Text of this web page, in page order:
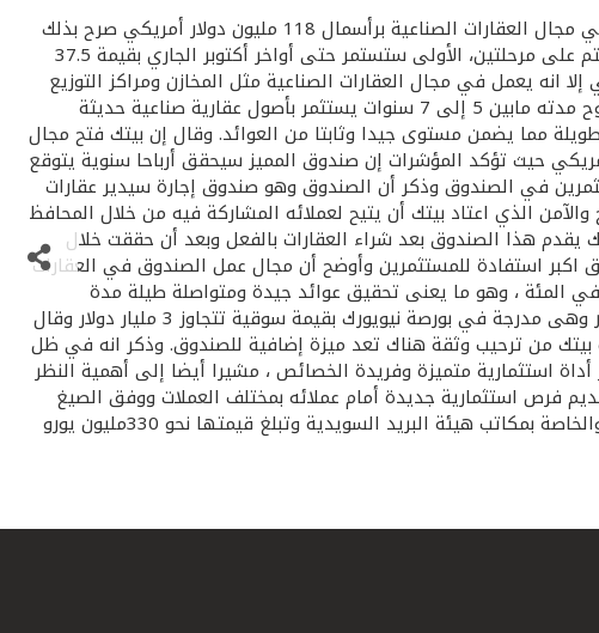
بدأ بيت التمويل الكويتي – بيتك – في تسويق أحد اكبر واهم صناديقه العقارية في الولايات المتحدة الأمريكية والذي يعمل في مجال العقارات الصناعية برأسمال 118 مليون دولار أمريكي صرح بذلك
محمد سليمان العمر مساعد المدير العام لقطاع الاستثمار وقال إن طرح الصندوق واسمه المميز للعقارات الصناعية للاكتتاب سيتم على مرحلتين، الأولى ستستمر حتى أواخر أكتوبر الجاري بقيمة 37.5
انه يعمل في مجال العقارات الصناعية مثل المخازن ومراكز التوزيع
والمستودعات بينما تعمل الصناديق الثلاثة الأخرى في مجال العقارات والأراضي السكنية . وأضاف العمر إن الصندوق الذي تتراوح مدته مابين 5 إلى 7 سنوات يستثمر بأصول عقارية صناعية حديثة
مما يضمن مستوى جيدا وثابتا من العوائد. وقال إن بيتك فتح مجال
من الأفراد والشركات من الكويت وسائر دول الخليج العربية بحد أدنى 200 ألف دولار أمريكي حيث تؤكد المؤشرات إن صندوق المميز سيحقق أرباحا سنوية يتوقع
للمستثمرين في الصندوق وذكر أن الصندوق وهو صندوق إجارة سيدير عقارات
الناجح والآمن الذي اعتاد بيتك أن يتيح لعملائه المشاركة فيه من خلال المحافظ
يقدم هذا الصندوق بعد شراء العقارات بالفعل وبعد أن حققت خلال
اكبر استفادة للمستثمرين وأوضح أن مجال عمل الصندوق في العقارات
الصناعية وهو سوق ضخم ومتنامى بالولايات المتحدة إذ بلغ معدل اشغال هذه العقارات خلال الثلاثين عاما الماضية حوالي 90 في المئة ، وهو ما يعنى تحقيق عوائد جيدة ومتواصلة طيلة مدة
الصندوق وأضاف العمر أن الشريك الأمريكي وهو شركة فيرست اندستريال من اكبر الشركات الأمريكية العاملة في مجال العقار وهى مدرجة في بورصة نيويورك بقيمة سوقية تتجاوز 3 مليار دولار وقال
من ترحيب وثقة هناك تعد ميزة إضافية للصندوق. وذكر انه في ظل
استثمارية متميزة وفريدة الخصائص ، مشيرا أيضا إلى أهمية النظر
فرص استثمارية جديدة أمام عملائه بمختلف العملات ووفق الصيغ
الشرعية المتعددة مثل الإجارة والمضاربة والمرابحة وغيرها وأعلن أن بيتك يعتزم طرح احدث واكبر محافظه العقارية في أوروبا والخاصة بمكاتب هيئة البريد السويدية وتبلغ قيمتها نحو 330مليون يورو